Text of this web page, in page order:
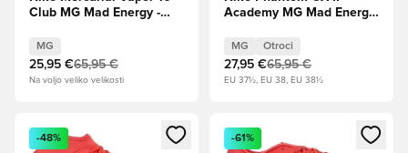
Club MG Mad Energy -
zelena
MG
25,95 €65,95 €
Na voljo veliko velikosti
Academy MG Mad Energy
rdeča/Off Noir Otroci
MG Otroci
27,95 €65,95 €
EU 37½, EU 38, EU 38½
Odpre Modal za prijavo ali vpis kot član
-48%
Odpre Modal za prijavo ali
-61%